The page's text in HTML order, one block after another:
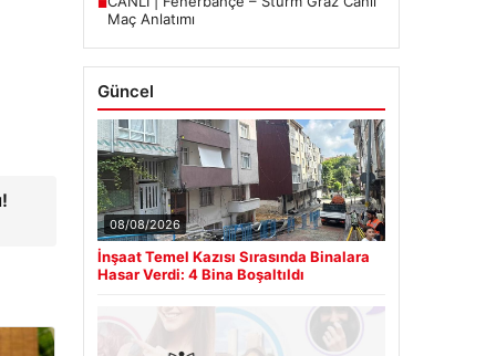
■
Maç Anlatımı
Güncel
08/08/2026
İnşaat Temel Kazısı Sırasında Binalara
Hasar Verdi: 4 Bina Boşaltıldı